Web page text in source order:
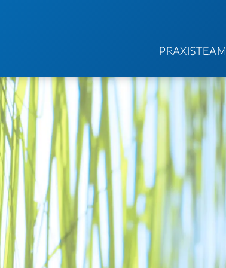
PRAXISTEAM